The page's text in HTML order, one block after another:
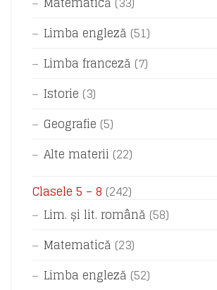
Limba engleză (51)
Limba franceză (7)
Istorie (3)
Geografie (5)
Alte materii (22)
Clasele 5 – 8 (242)
Lim. și lit. română (58)
Matematică (23)
Limba engleză (52)